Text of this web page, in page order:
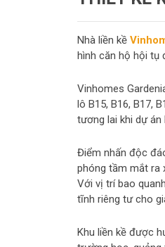
Nhà liền kề
hình căn hộ hội tụ
Vinhomes
lô B15, B16, B17,
tương lai khi dự
Điểm nhấn độc
phóng tầm mắt ra
Với vị trí bao
tĩnh riêng tư cho
Khu liền kề được